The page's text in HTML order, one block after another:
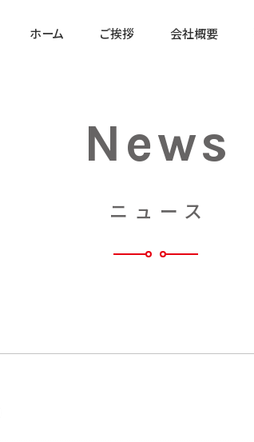
ホーム ご挨拶 会社概要
News
ニュース